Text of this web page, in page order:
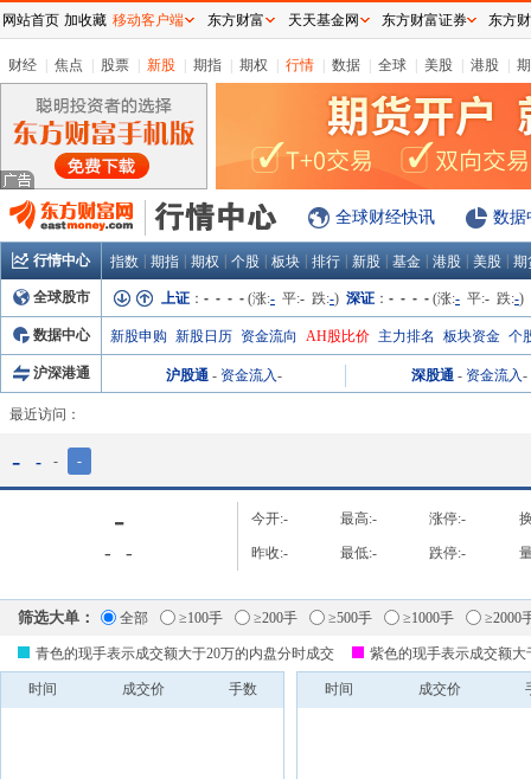
财经 焦点 股票 新股 期指 期权 行情 数据 全球 美股 港股
全球财经快讯 数据
行情中心 指数 期指 期权 个股 板块 排行 新股 基金 港股 美股 期
全球股市 上证 ： - - - - (涨:- 平:- 跌:-) 深证 ： - - - - (涨:- 平:- 跌:-)
数据中心 新股申购 新股日历 资金流向 AH股比价 主力排名 板块资金 个
沪深港通 沪股通 - 资金流入- 深股通 - 资金流入-
最近访问：
- - - -
-
- -
今开:- 最高:- 涨停:-
昨收:- 最低:- 跌停:-
筛选大单： 全部 ≥100手 ≥200手 ≥500手 ≥1000手 ≥2000
青色的现手表示成交额大于20万的内盘分时成交 紫色的现手表示成交额
时间 成交价 手数 时间 成交价
网站首页 加收藏 移动客户端 东方财富 天天基金网 东方财富证券 东方